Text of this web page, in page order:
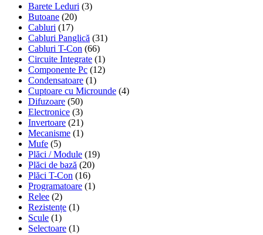
Barete Leduri (3)
Butoane (20)
Cabluri (17)
Cabluri Panglică (31)
Cabluri T-Con (66)
Circuite Integrate (1)
Componente Pc (12)
Condensatoare (1)
Cuptoare cu Microunde (4)
Difuzoare (50)
Electronice (3)
Invertoare (21)
Mecanisme (1)
Mufe (5)
Plăci / Module (19)
Plăci de bază (20)
Plăci T-Con (16)
Programatoare (1)
Relee (2)
Rezistențe (1)
Scule (1)
Selectoare (1)